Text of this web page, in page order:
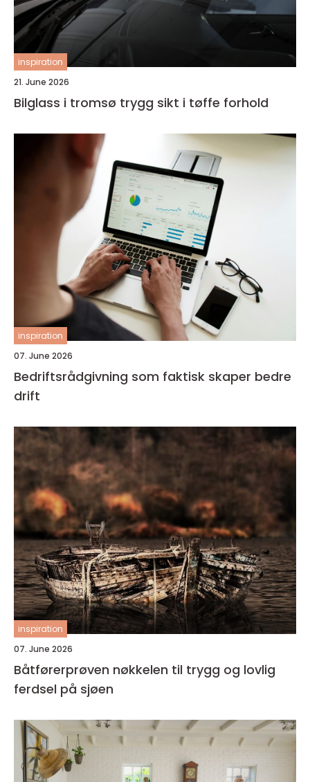
inspiration
21. June 2026
Bilglass i tromsø trygg sikt i tøffe forhold
inspiration
07. June 2026
Bedriftsrådgivning som faktisk skaper bedre
drift
inspiration
07. June 2026
Båtførerprøven nøkkelen til trygg og lovlig
ferdsel på sjøen